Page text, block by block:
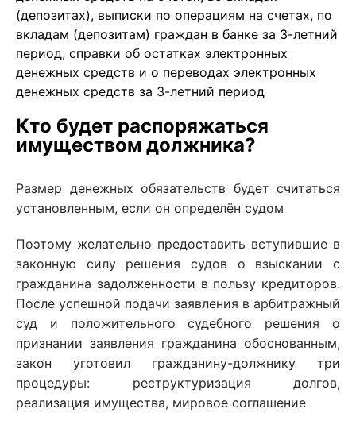
(депозитах), выписки по операциям на счетах, по
вкладам (депозитам) граждан в банке за 3-летний
период, справки об остатках электронных
денежных средств и о переводах электронных
денежных средств за 3-летний период
Кто будет распоряжаться
имуществом должника?
Размер денежных обязательств будет считаться
установленным, если он определён судом
Поэтому желательно предоставить вступившие в
законную силу решения судов о взыскании с
гражданина задолженности в пользу кредиторов.
После успешной подачи заявления в арбитражный
суд и положительного судебного решения о
признании заявления гражданина обоснованным,
закон уготовил гражданину-должнику три
процедуры: реструктуризация долгов,
реализация имущества, мировое соглашение